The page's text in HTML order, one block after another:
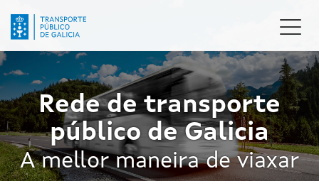
contido
principal
Rede de transporte
público de Galicia
A mellor maneira de viaxar